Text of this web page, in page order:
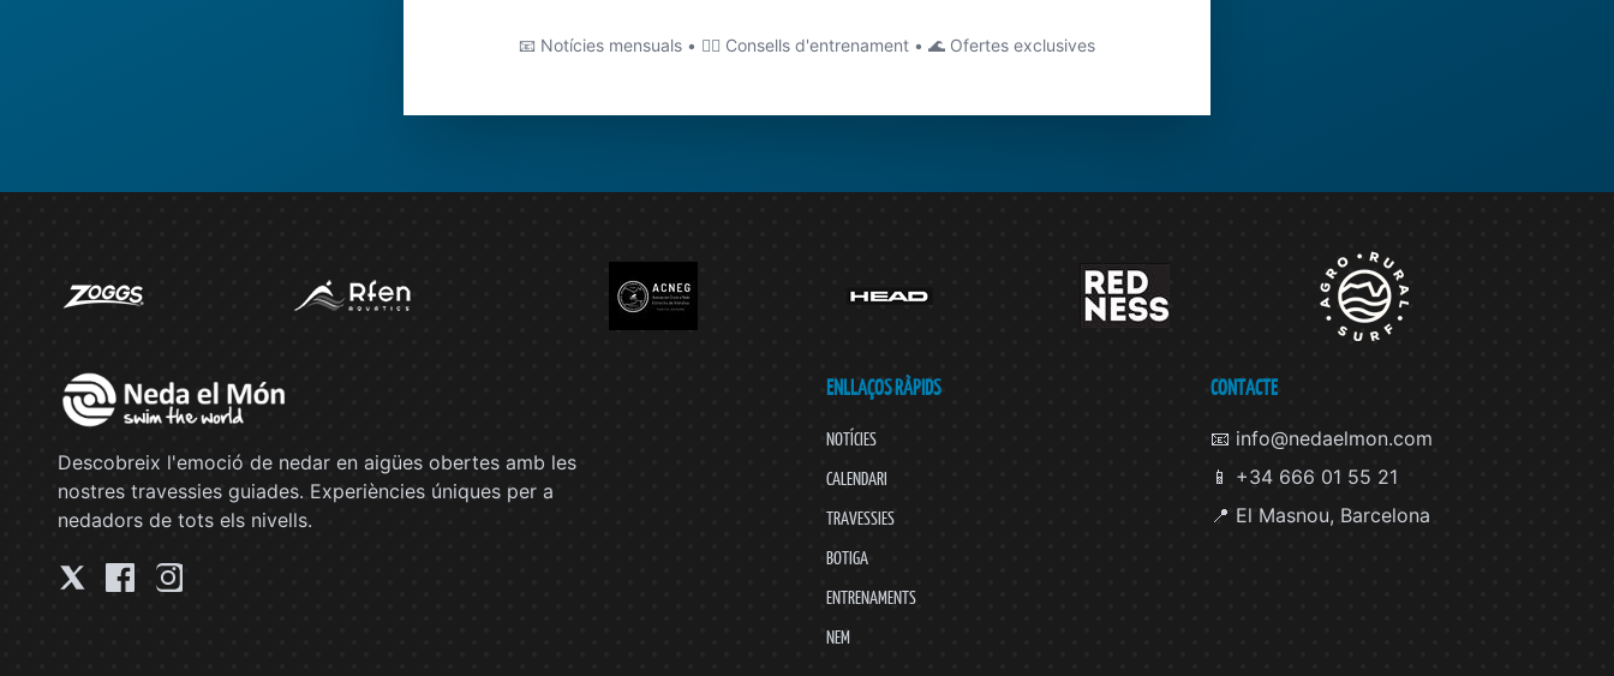
📧 Notícies mensuals • 🏊‍♂️ Consells d'entrenament • 🌊 Ofertes exclusives
Descobreix l'emoció de nedar en aigües obertes amb les
nostres travessies guiades. Experiències úniques per a
nedadors de tots els nivells.
ENLLAÇOS RÀPIDS
NOTÍCIES
CALENDARI
TRAVESSIES
BOTIGA
ENTRENAMENTS
NEM
CONTACTE
📧 info@nedaelmon.com
📱 +34 666 01 55 21
📍 El Masnou, Barcelona